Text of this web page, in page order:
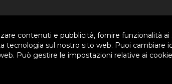
contenuti e pubblicità, fornire funzionalità ai
tecnologia sul nostro sito web. Puoi cambiare
Può gestire le impostazioni relative ai
Pastorale Giovanile